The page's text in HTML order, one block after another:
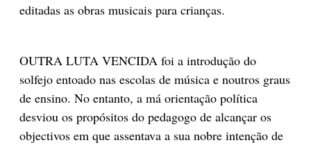
editadas as obras musicais para crianças.
OUTRA LUTA VENCIDA foi a introdução do
solfejo entoado nas escolas de música e noutros graus
de ensino. No entanto, a má orientação política
desviou os propósitos do pedagogo de alcançar os
objectivos em que assentava a sua nobre intenção de